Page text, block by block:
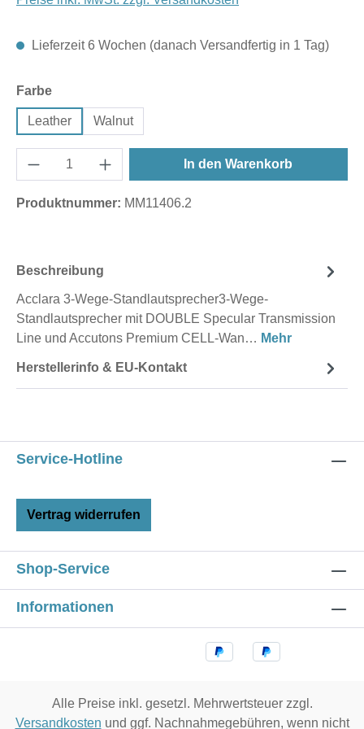
Lieferzeit 6 Wochen (danach Versandfertig in 1 Tag)
Farbeauswählen
Leather Walnut
In den Warenkorb
Produktnummer: MM11406.2
Beschreibung
Acclara 3-Wege-Standlautsprecher3-Wege-
Standlautsprecher mit DOUBLE Specular Transmission
Line und Accutons Premium CELL-Wan… Mehr
Herstellerinfo & EU-Kontakt
Service-Hotline
Vertrag widerrufen
Shop-Service
Informationen
Alle Preise inkl. gesetzl. Mehrwertsteuer zzgl.
Versandkosten und ggf. Nachnahmegebühren, wenn nicht